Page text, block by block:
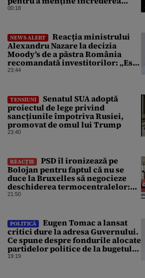
investitorilor: „Totuși,
00:18
NEWS ALERT
Reacția ministrului
Alexandru Nazare la decizia
Moody’s de a păstra România
recomandată investitorilor: „Este
un răgaz, dar în niciun caz un
23:44
TENSIUNI
Senatul SUA adoptă
proiectul de lege privind
sancțiunile împotriva Rusiei,
promovat de omul lui Trump
23:40
REACȚIE
PSD îl ironizează pe
Bolojan pentru faptul că nu se
duce la Bruxelles să negocieze
deschiderea termocentralelor:
„Pentru că a dat afară
21:50
POLITICĂ
Eugen Tomac a lansat
critici dure la adresa Guvernului.
Ce spune despre fondurile alocate
partidelor politice de la bugetul
de stat
19:19